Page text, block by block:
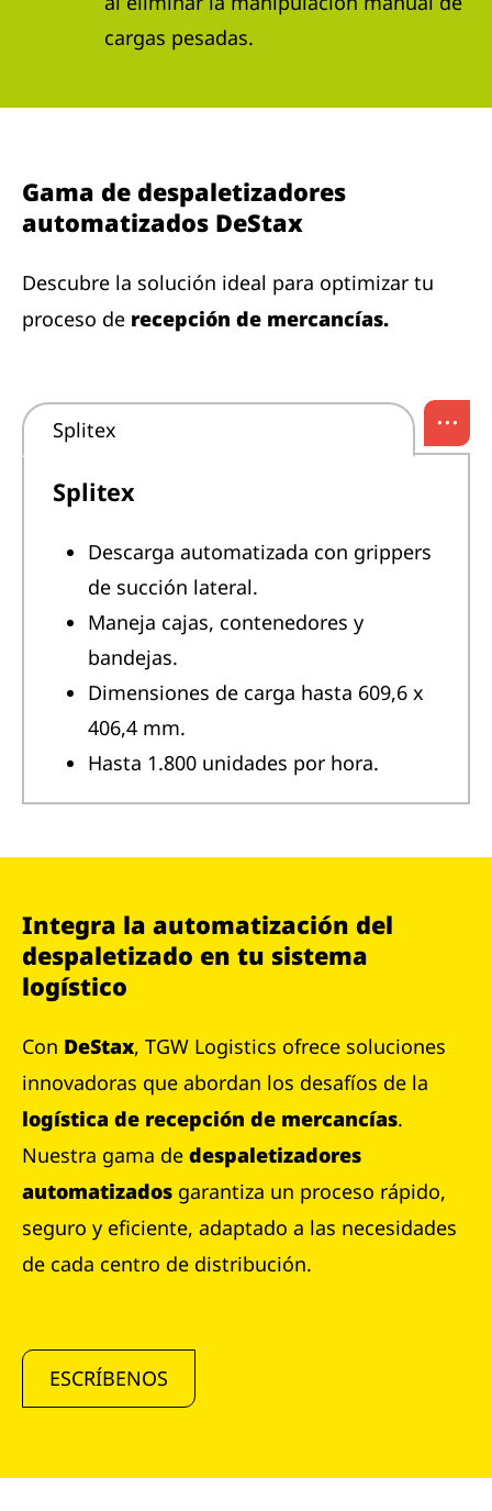
cargas pesadas.
Gama de despaletizadores
automatizados DeStax
Descubre la solución ideal para optimizar tu
proceso de recepción de mercancías.
Splitex ...
Splitex
Descarga automatizada con grippers
de succión lateral.
Maneja cajas, contenedores y
bandejas.
Dimensiones de carga hasta 609,6 x
406,4 mm.
Hasta 1.800 unidades por hora.
Integra la automatización del
despaletizado en tu sistema
logístico
Con DeStax, TGW Logistics ofrece soluciones
innovadoras que abordan los desafíos de la
logística de recepción de mercancías.
Nuestra gama de despaletizadores
automatizados garantiza un proceso rápido,
seguro y eficiente, adaptado a las necesidades
de cada centro de distribución.
ESCRÍBENOS